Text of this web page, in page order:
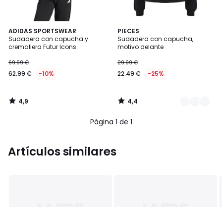
ADIDAS SPORTSWEAR
Sudadera con capucha y
cremallera Futur Icons
69.99 €
62.99 € -10%
4,9
/ 5
4,9
/
PIECES
Sudadera con capucha,
motivo delante
29.99 €
22.49 € -25%
4,4
/ 5
2
Colores
4,4
/
Página 1 de 1
Artículos similares